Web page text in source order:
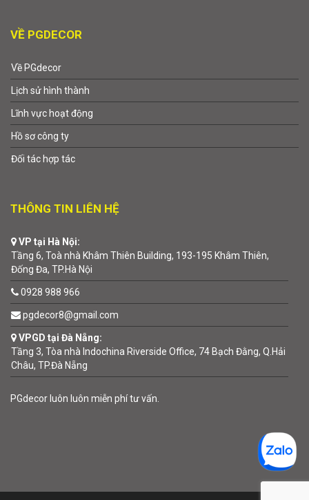
VỀ PGDECOR
Về PGdecor
Lịch sử hình thành
Lĩnh vực hoạt động
Hồ sơ công ty
Đối tác hợp tác
THÔNG TIN LIÊN HỆ
VP tại Hà Nội:
Tầng 6, Toà nhà Khâm Thiên Building, 193-195 Khâm Thiên,
Đống Đa, TP.Hà Nội
0928 988 966
pgdecor8@gmail.com
VPGD tại Đà Nẵng:
Tầng 3, Tòa nhà Indochina Riverside Office, 74 Bạch Đằng, Q.Hải
Châu, TP.Đà Nẵng
PGdecor luôn luôn miễn phí tư vấn.